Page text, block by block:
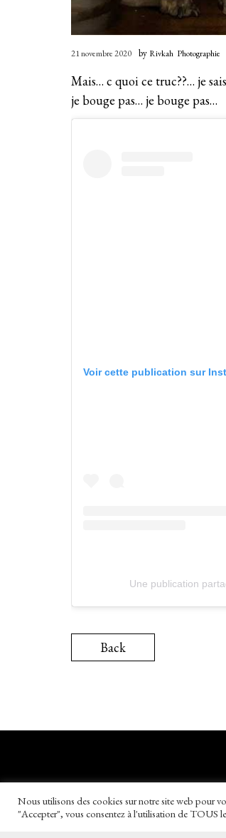
21 novembre 2020 by Rivkah Photographie
Mais… c quoi ce truc??… je
je bouge pas… je bouge pas…
Voir cette publication sur
Une publication
Back
Nous utilisons des cookies sur notre site web pour
"Accepter", vous consentez à l'utilisation de TOUS